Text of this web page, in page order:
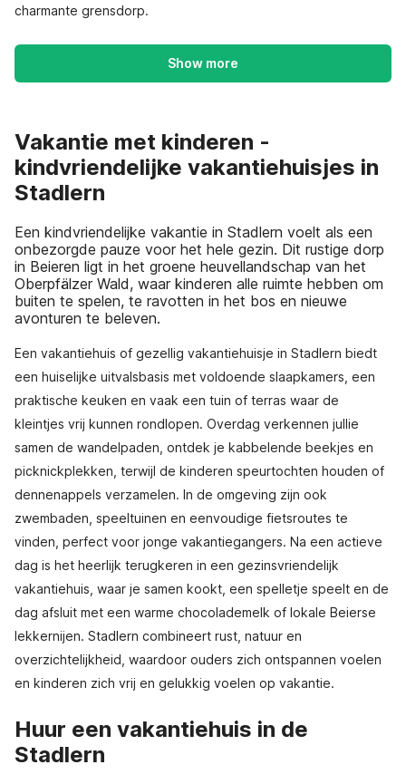
charmante grensdorp.
Show more
Vakantie met kinderen -
kindvriendelijke vakantiehuisjes in
Stadlern
Een kindvriendelijke vakantie in Stadlern voelt als een
onbezorgde pauze voor het hele gezin. Dit rustige dorp
in Beieren ligt in het groene heuvellandschap van het
Oberpfälzer Wald, waar kinderen alle ruimte hebben om
buiten te spelen, te ravotten in het bos en nieuwe
avonturen te beleven.
Een vakantiehuis of gezellig vakantiehuisje in Stadlern biedt
een huiselijke uitvalsbasis met voldoende slaapkamers, een
praktische keuken en vaak een tuin of terras waar de
kleintjes vrij kunnen rondlopen. Overdag verkennen jullie
samen de wandelpaden, ontdek je kabbelende beekjes en
picknickplekken, terwijl de kinderen speurtochten houden of
dennenappels verzamelen. In de omgeving zijn ook
zwembaden, speeltuinen en eenvoudige fietsroutes te
vinden, perfect voor jonge vakantiegangers. Na een actieve
dag is het heerlijk terugkeren in een gezinsvriendelijk
vakantiehuis, waar je samen kookt, een spelletje speelt en de
dag afsluit met een warme chocolademelk of lokale Beierse
lekkernijen. Stadlern combineert rust, natuur en
overzichtelijkheid, waardoor ouders zich ontspannen voelen
en kinderen zich vrij en gelukkig voelen op vakantie.
Huur een vakantiehuis in de
Stadlern